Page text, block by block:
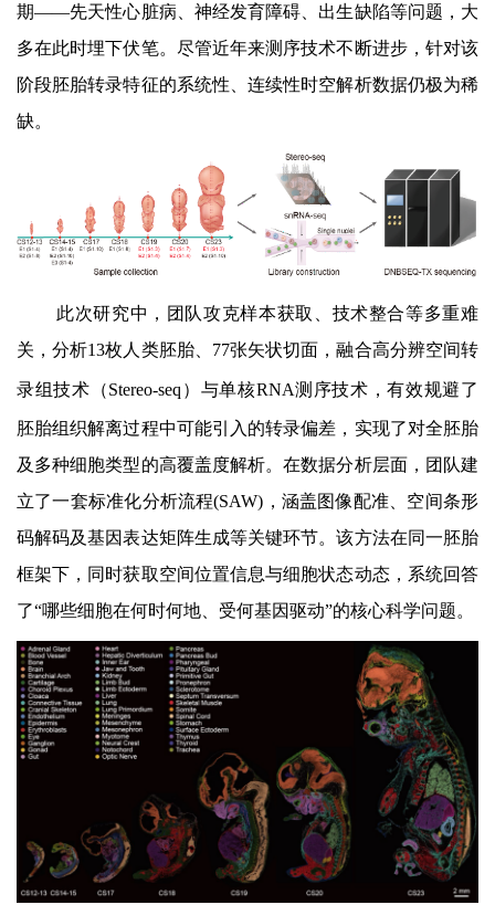
期——先天性心脏病、神经发育障碍、出生缺陷等问题，大
多在此时埋下伏笔。尽管近年来测序技术不断进步，针对该
阶段胚胎转录特征的系统性、连续性时空解析数据仍极为稀
缺。
此次研究中，团队攻克样本获取、技术整合等多重难
关，分析13枚人类胚胎、 77张矢状切面，融合高分辨空间转
录组技术 （Stereo-seq ）与单核RNA测序技术，有效规避了
胚胎组织解离过程中可能引入的转录偏差， 实现了对全胚胎
及多种细胞类型的高覆盖度解析。在数据分析层面，团队建
立了一套标准化分析流程(SAW) ，涵盖图像配准、空间条形
码解码及基因表达矩阵生成等关键环节。该方法在同一胚胎
框架下，同时获取空间位置信息与细胞状态动态，系统回答
了“哪些细胞在何时何地、受何基因驱动”的核心科学问题。